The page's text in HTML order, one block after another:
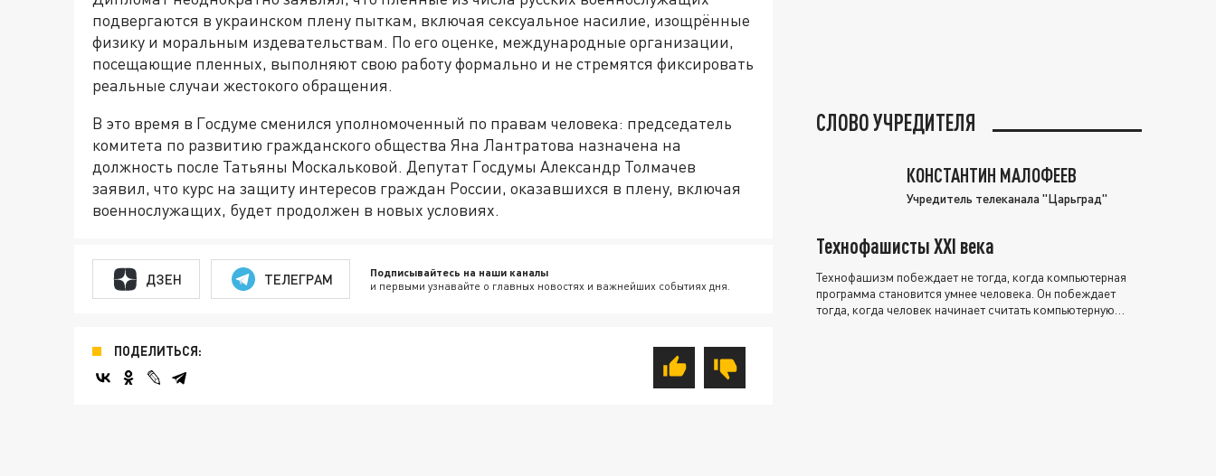
подвергаются в украинском плену пыткам, включая сексуальное насилие, изощрённые
физику и моральным издевательствам. По его оценке, международные организации,
посещающие пленных, выполняют свою работу формально и не стремятся фиксировать
реальные случаи жестокого обращения.
В это время в Госдуме сменился уполномоченный по правам человека: председатель
комитета по развитию гражданского общества Яна Лантратова назначена на
должность после Татьяны Москальковой. Депутат Госдумы Александр Толмачев
заявил, что курс на защиту интересов граждан России, оказавшихся в плену, включая
военнослужащих, будет продолжен в новых условиях.
ДЗЕН ТЕЛЕГРАМ Подписывайтесь на наши каналы
и первыми узнавайте о главных новостях и важнейших событиях дня.
ПОДЕЛИТЬСЯ:
СЛОВО УЧРЕДИТЕЛЯ
КОНСТАНТИН МАЛОФЕЕВ
Учредитель телеканала "Царьград"
Технофашисты XXI века
Технофашизм побеждает не тогда, когда компьютерная
программа становится умнее человека. Он побеждает
тогда, когда человек начинает считать компьютерную